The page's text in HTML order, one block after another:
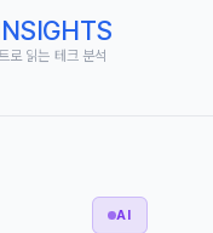
로 읽는 테크 분석
AI